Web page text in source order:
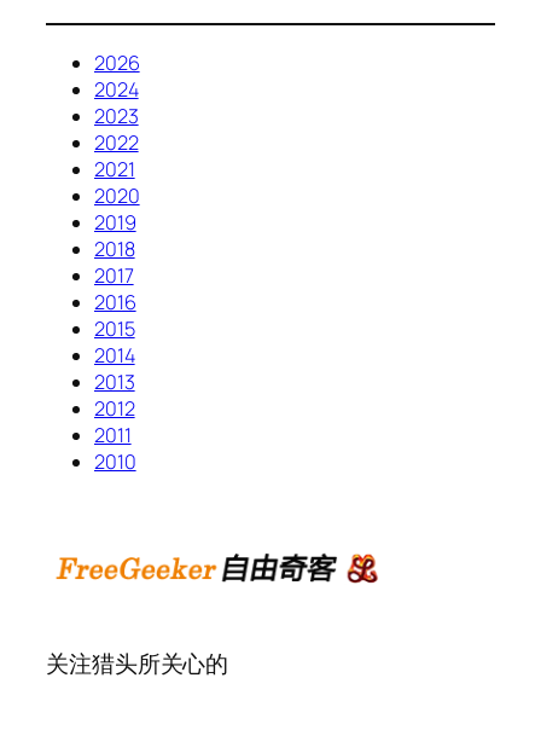
2026
2024
2023
2022
2021
2020
2019
2018
2017
2016
2015
2014
2013
2012
2011
2010
关注猎头所关心的